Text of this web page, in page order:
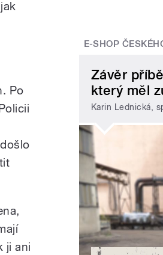
Po
ji ani
E-SHOP
Závěr
který měl
Karin Lednická,